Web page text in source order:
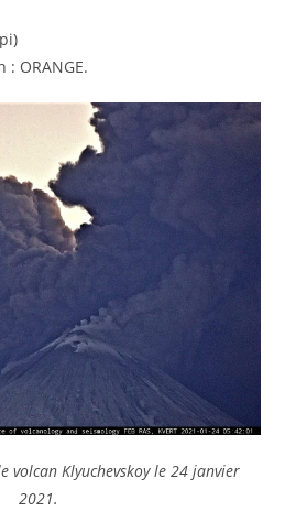
: ORANGE.
volcan Klyuchevskoy le 24 janvier
2021.